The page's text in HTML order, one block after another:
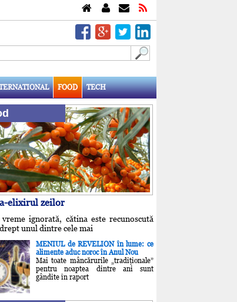
FOOD TECH
elixirul zeilor
ignorată, cătina este recunoscută
unul dintre cele mai
MENIUL de REVELION în lume: ce
alimente aduc noroc în Anul Nou
Mai toate mâncărurile „tradiţionale”
pentru noaptea dintre ani sunt
gândite în raport